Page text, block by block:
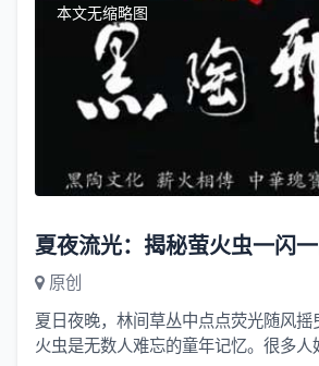
本文无缩略图
夏夜流光：揭秘萤火虫一闪
原创
夏日夜晚，林间草丛中点点荧光随风
火虫是无数人难忘的童年记忆。很多人